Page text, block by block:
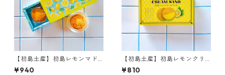
【初島土産】初島レモンマド
レーヌ
¥940
【初島土産】初島レモンクリ
ームサンド（10枚入）
¥810